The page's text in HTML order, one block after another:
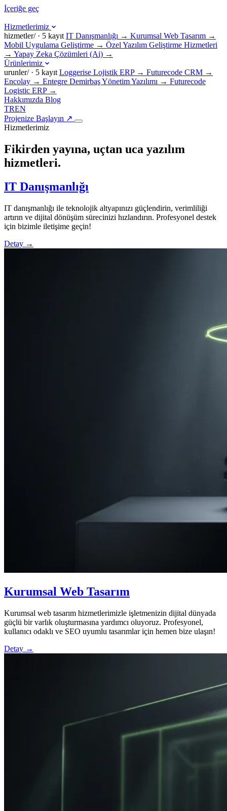
İçeriğe geç
Hizmetlerimiz
hizmetler/ · 5 kayıt IT Danışmanlığı → Kurumsal Web Tasarım →
Mobil Uygulama Geliştirme → Özel Yazılım Geliştirme Hizmetleri
→ Yapay Zeka Çözümleri (Ai) →
Ürünlerimiz
urunler/ · 5 kayıt Loggerise Lojistik ERP → Futurecode CRM →
Encolay → Entegre Demirbaş Yönetim Yazılımı → Futurecode
Logistic ERP →
Hakkımızda Blog
TREN
Projenize Başlayın ↗
Hizmetlerimiz
Fikirden yayına, uçtan uca yazılım
hizmetleri.
IT Danışmanlığı
IT danışmanlığı ile teknolojik altyapınızı güçlendirin, verimliliği
artırın ve dijital dönüşüm sürecinizi hızlandırın. Profesyonel destek
için bizimle iletişime geçin!
Detay →
Kurumsal Web Tasarım
Kurumsal web tasarım hizmetlerimizle işletmenizin dijital dünyada
güçlü bir varlık oluşturmasına yardımcı oluyoruz. Profesyonel,
kullanıcı odaklı ve SEO uyumlu tasarımlar için hemen bize ulaşın!
Detay →